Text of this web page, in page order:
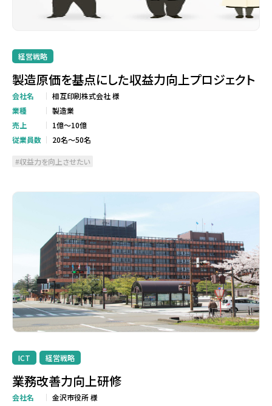
経営戦略
製造原価を基点にした収益力向上プロジェクト
会社名
相互印刷株式会社 様
業種
製造業
売上
1億～10億
従業員数
20名～50名
収益力を向上させたい
ICT 経営戦略
業務改善力向上研修
会社名
金沢市役所 様